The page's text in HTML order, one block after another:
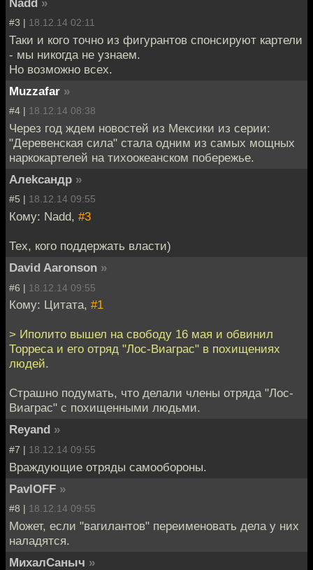
Nadd »
#3 | 18.12.14 02:11
Таки и кого точно из фигурантов спонсируют картели
- мы никогда не узнаем.
Но возможно всех.
Muzzafar »
#4 | 18.12.14 08:38
Через год ждем новостей из Мексики из серии:
"Деревенская сила" стала одним из самых мощных
наркокартелей на тихоокеанском побережье.
Алеkсандр »
#5 | 18.12.14 09:55
Кому: Nadd, #3
Тех, кого поддержать власти)
David Aaronson »
#6 | 18.12.14 09:55
Кому: Цитата, #1
> Иполито вышел на свободу 16 мая и обвинил
Торреса и его отряд "Лос-Виаграс" в похищениях
людей.
Страшно подумать, что делали члены отряда "Лос-
Виаграс" с похищенными людьми.
Reyand »
#7 | 18.12.14 09:55
Враждующие отряды самообороны.
PavlOFF »
#8 | 18.12.14 09:55
Может, если "вагилантов" переименовать дела у них
наладятся.
МихалСаныч »